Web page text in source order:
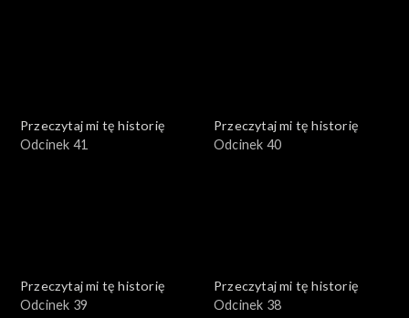
Przeczytaj mi tę historię
Odcinek 41
Przeczytaj mi tę historię
Odcinek 40
Przeczytaj mi tę historię
Odcinek 39
Przeczytaj mi tę historię
Odcinek 38